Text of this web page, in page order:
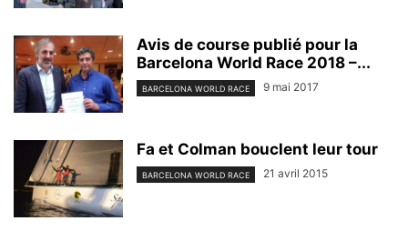
Avis de course publié pour la
Barcelona World Race 2018 –...
BARCELONA WORLD RACE 9 mai 2017
Fa et Colman bouclent leur tour
BARCELONA WORLD RACE 21 avril 2015